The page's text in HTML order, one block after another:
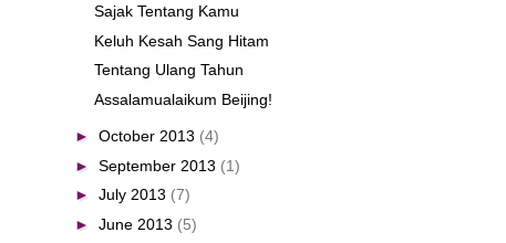
Sajak Tentang Kamu
Keluh Kesah Sang Hitam
Tentang Ulang Tahun
Assalamualaikum Beijing!
► October 2013 (4)
► September 2013 (1)
► July 2013 (7)
► June 2013 (5)